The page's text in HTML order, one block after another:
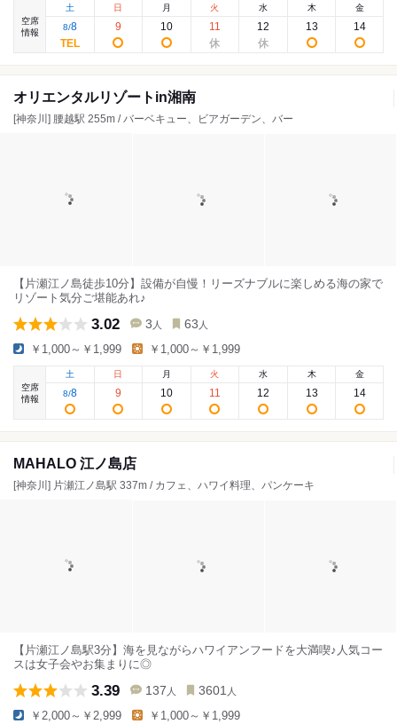
空席
情報
土
8/8
日
9
月
10
火
11
水
12
木
13
金
14
オリエンタルリゾートin湘南
[神奈川] 腰越駅 255m / バーベキュー、ビアガーデン、バー
【片瀬江ノ島徒歩10分】設備が自慢！リーズナブルに楽しめる海の家で
リゾート気分ご堪能あれ♪
3.02 3 人 63 人
￥1,000～￥1,999 ￥1,000～￥1,999
空席
情報
土
8/8
日
9
月
10
火
11
水
12
木
13
金
14
MAHALO 江ノ島店
[神奈川] 片瀬江ノ島駅 337m / カフェ、ハワイ料理、パンケーキ
【片瀬江ノ島駅3分】海を見ながらハワイアンフードを大満喫♪人気コー
スは女子会やお集まりに◎
3.39 137 人 3601 人
￥2,000～￥2,999 ￥1,000～￥1,999